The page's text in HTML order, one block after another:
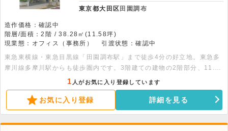
東京都大田区 田園調布
造作価格：確認中
階層/面積：2階 / 38.28㎡(11.58坪)
現業態：オフィス（事務所）
引渡状態：確認中
東急東横線・東急目黒線「田園調布駅」まで徒歩4分の好立地。東急多
摩川線多摩川駅からも徒歩圏内です。3階建ての建物の2階部分、11.58
坪の物件です。大きな窓で開放感のある空間です。トイレ・エアコン・
キッチン完備です。
1 人がお気に入り登録しています
お気に入り登録 詳細を見る